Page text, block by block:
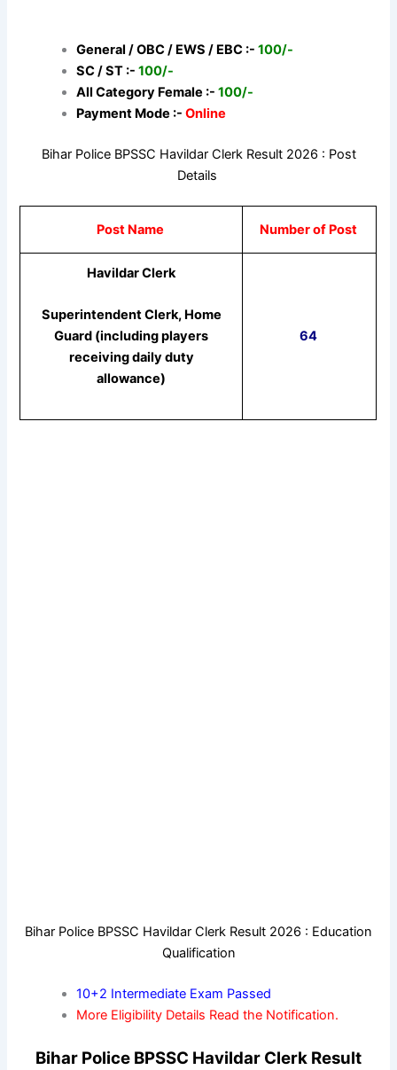
General / OBC / EWS / EBC :- 100/-
SC / ST :-100/-
All Category Female :-100/-
Payment Mode :-Online
Bihar Police BPSSC Havildar Clerk Result 2026 : Post
Details
Post Name Number of Post
Havildar Clerk
Superintendent Clerk, Home
Guard (including players
receiving daily duty
allowance)
64
Bihar Police BPSSC Havildar Clerk Result 2026 : Education
Qualification
10+2 Intermediate Exam Passed
More Eligibility Details Read the Notification.
Bihar Police BPSSC Havildar Clerk Result